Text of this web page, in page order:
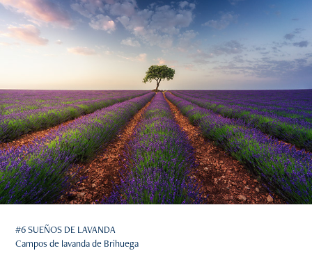
#6 SUEÑOS DE LAVANDA
Campos de lavanda de Brihuega